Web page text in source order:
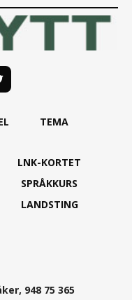
TEMA
LNK-KORTET
SPRÅKKURS
LANDSTING
948 75 365